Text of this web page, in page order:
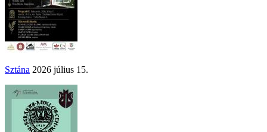
Sztána 2026 július 15.